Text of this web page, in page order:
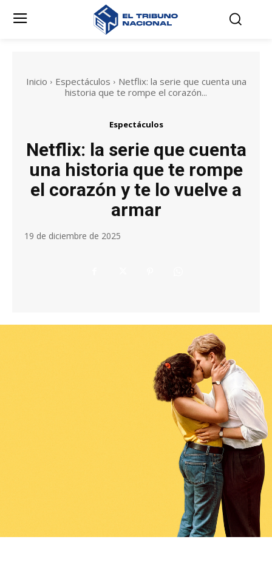
Inicio Espectáculos
Netflix: la serie que cuenta una
historia que te rompe el corazón...
Espectáculos
Netflix: la serie que cuenta
una historia que te rompe
el corazón y te lo vuelve a
armar
19 de diciembre de 2025